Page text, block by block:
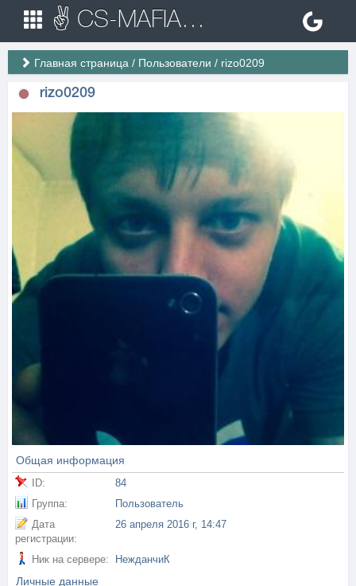
✌ CS-MAFIA.RU ✌ Игровые сервера Counter Strike 1.6
Главная страница / Пользователи / rizo0209
rizo0209
Общая информация
ID:
84
Группа:
Пользователь
Дата
регистрации:
26 апреля 2016 г, 14:47
Ник на сервере: НежданчиК
Личные данные